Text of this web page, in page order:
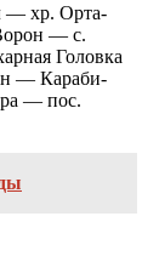
— хр. Орта-
— с.
Головка
— Караби-
— пос.